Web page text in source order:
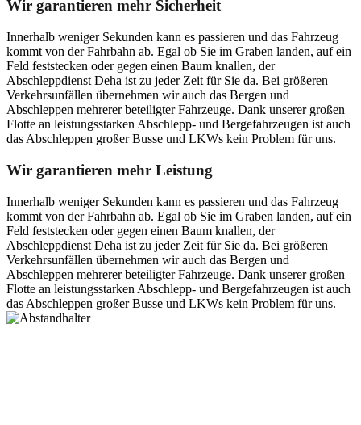
Wir garantieren mehr Sicherheit
Innerhalb weniger Sekunden kann es passieren und das Fahrzeug
kommt von der Fahrbahn ab. Egal ob Sie im Graben landen, auf ein
Feld feststecken oder gegen einen Baum knallen, der
Abschleppdienst Deha ist zu jeder Zeit für Sie da. Bei größeren
Verkehrsunfällen übernehmen wir auch das Bergen und
Abschleppen mehrerer beteiligter Fahrzeuge. Dank unserer großen
Flotte an leistungsstarken Abschlepp- und Bergefahrzeugen ist auch
das Abschleppen großer Busse und LKWs kein Problem für uns.
Wir garantieren mehr Leistung
Innerhalb weniger Sekunden kann es passieren und das Fahrzeug
kommt von der Fahrbahn ab. Egal ob Sie im Graben landen, auf ein
Feld feststecken oder gegen einen Baum knallen, der
Abschleppdienst Deha ist zu jeder Zeit für Sie da. Bei größeren
Verkehrsunfällen übernehmen wir auch das Bergen und
Abschleppen mehrerer beteiligter Fahrzeuge. Dank unserer großen
Flotte an leistungsstarken Abschlepp- und Bergefahrzeugen ist auch
das Abschleppen großer Busse und LKWs kein Problem für uns.